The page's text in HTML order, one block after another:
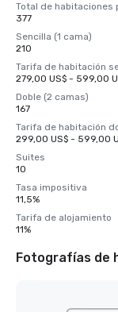
Total de habitaciones
377
Sencilla (1 cama)
210
Tarifa de habitación
279,00 US$ - 599,00
Doble (2 camas)
167
Tarifa de habitación
299,00 US$ - 599,00
Suites
10
Tasa impositiva
11,5%
Tarifa de alojamiento
11%
Fotografías de